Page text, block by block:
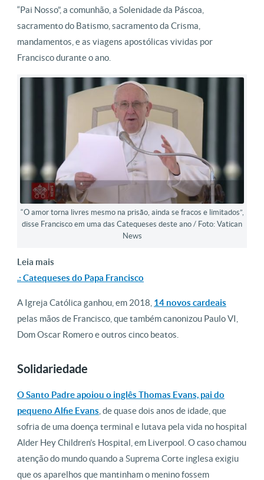
“Pai Nosso”, a comunhão, a Solenidade da Páscoa,
sacramento do Batismo, sacramento da Crisma,
mandamentos, e as viagens apostólicas vividas por
Francisco durante o ano.
“O amor torna livres mesmo na prisão, ainda se fracos e limitados”,
disse Francisco em uma das Catequeses deste ano / Foto: Vatican
News
Leia mais
.: Catequeses do Papa Francisco
A Igreja Católica ganhou, em 2018, 14 novos cardeais
pelas mãos de Francisco, que também canonizou Paulo VI,
Dom Oscar Romero e outros cinco beatos.
Solidariedade
O Santo Padre apoiou o inglês Thomas Evans, pai do
pequeno Alfie Evans , de quase dois anos de idade, que
sofria de uma doença terminal e lutava pela vida no hospital
Alder Hey Children’s Hospital, em Liverpool. O caso chamou
atenção do mundo quando a Suprema Corte inglesa exigiu
que os aparelhos que mantinham o menino fossem